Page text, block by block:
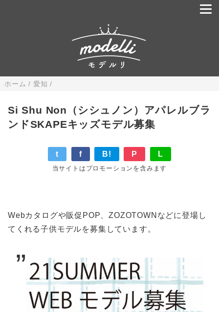
ホーム / 愛知 /
Si Shu Non（シシュノン）アパレルブラ
ンドSKAPEキッズモデル募集
t f B! P L
当サイトはプロモーションを含みます
Webカタログや販促POP、ZOZOTOWNなどに登場し
てくれる子供モデルを募集しています。